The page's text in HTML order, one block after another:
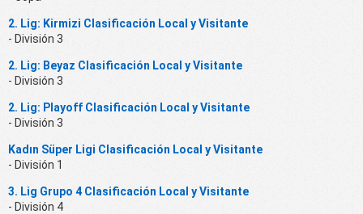
2. Lig: Kirmizi Clasificación Local y Visitante
- División 3
2. Lig: Beyaz Clasificación Local y Visitante
- División 3
2. Lig: Playoff Clasificación Local y Visitante
- División 3
Kadın Süper Ligi Clasificación Local y Visitante
- División 1
3. Lig Grupo 4 Clasificación Local y Visitante
- División 4